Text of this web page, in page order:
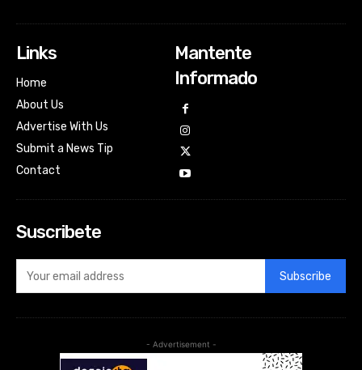
Links
Home
About Us
Advertise With Us
Submit a News Tip
Contact
Mantente
Informado
Suscribete
Subscribe
- Advertisement -